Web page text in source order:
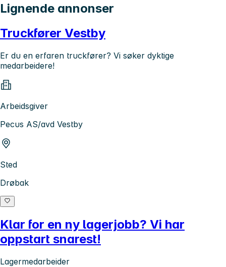
Lignende annonser
Truckfører Vestby
Er du en erfaren truckfører? Vi søker dyktige
medarbeidere!
Arbeidsgiver
Pecus AS/avd Vestby
Sted
Drøbak
Klar for en ny lagerjobb? Vi har
oppstart snarest!
Lagermedarbeider